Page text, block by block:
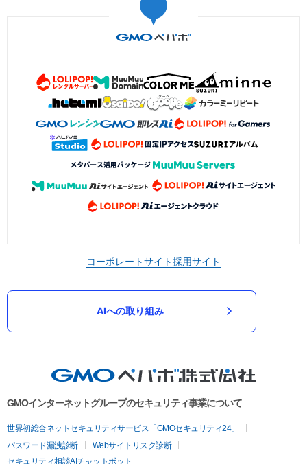
コーポレートサイト採用サイト
AIへの取り組み
GMOインターネットグループのセキュリティ事業について
世界初総合ネットセキュリティサービス「GMOセキュリティ24」
パスワード漏洩診断
Webサイトリスク診断
セキュリティ相談AIチャットボット